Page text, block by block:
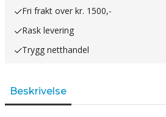
Fri frakt over kr. 1500,-
Rask levering
Trygg netthandel
Beskrivelse